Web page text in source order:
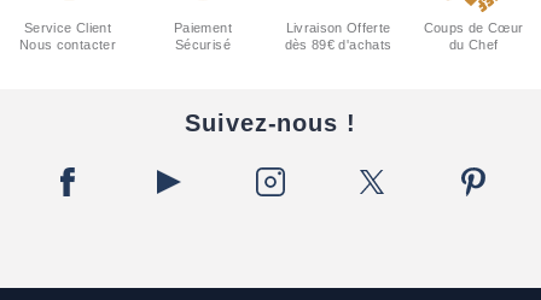
Service Client
Nous contacter
Paiement
Sécurisé
Livraison Offerte
dès 89€ d'achats
Coups de Cœur
du Chef
Suivez-nous !